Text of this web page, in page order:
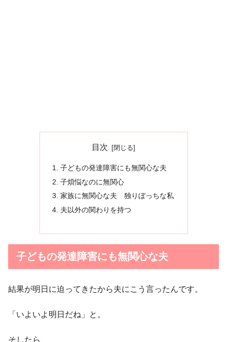
目次
子どもの発達障害にも無関心な夫
子煩悩なのに無関心
家族に無関心な夫 独りぼっちな私
夫以外の関わりを持つ
子どもの発達障害にも無関心な夫
結果が明日に迫ってきたから夫にこう言ったんです。
「いよいよ明日だね」と。
そしたら、